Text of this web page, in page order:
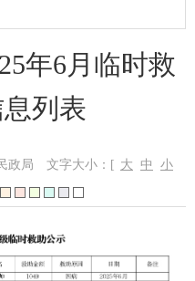
年6月临时救
列表
政局 文字大小：[ 大 中
小